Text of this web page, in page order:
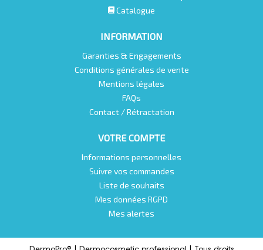
Catalogue
INFORMATION
Garanties & Engagements
Conditions générales de vente
Mentions légales
FAQs
Contact / Rétractation
VOTRE COMPTE
Informations personnelles
Suivre vos commandes
Liste de souhaits
Mes données RGPD
Mes alertes